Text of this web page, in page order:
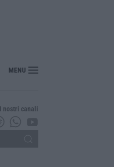
Giulio Grande
MENU
I nostri canali